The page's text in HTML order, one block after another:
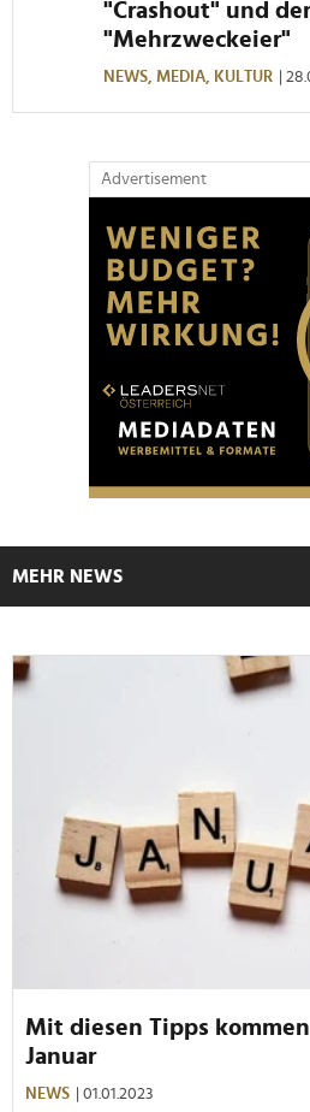
weiteren Daten zusammen, die
haben oder die sie im Rahmen
gesammelt haben.
"Crashout" und
"Mehrzweckeier"
NEWS, MEDIA, KULTUR |
Advertisement
MEHR NEWS
Mit diesen Tipps
Januar
NEWS | 01.01.2023